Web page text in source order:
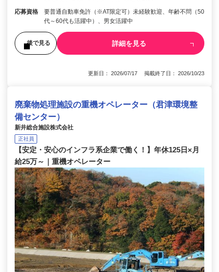
応募資格
要普通自動車免許（※AT限定可）未経験歓迎、年齢不問（50
代～60代も活躍中）、男女活躍中
後で見る 詳細を見る
更新日： 2026/07/17 掲載終了日： 2026/10/23
廃棄物処理施設の重機オペレーター（君津環境整
備センター）
新井総合施設株式会社
正社員
【安定・安心のインフラ系企業で働く！】年休125日×月
給25万～｜重機オペレーター